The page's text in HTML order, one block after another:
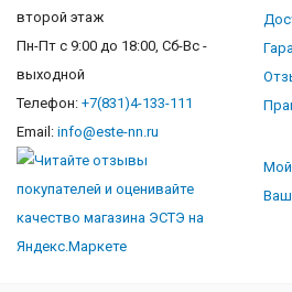
второй этаж
Пн-Пт с 9:00 до 18:00, Сб-Вс -
выходной
Телефон: +7(831)4-133-111
Email: info@este-nn.ru